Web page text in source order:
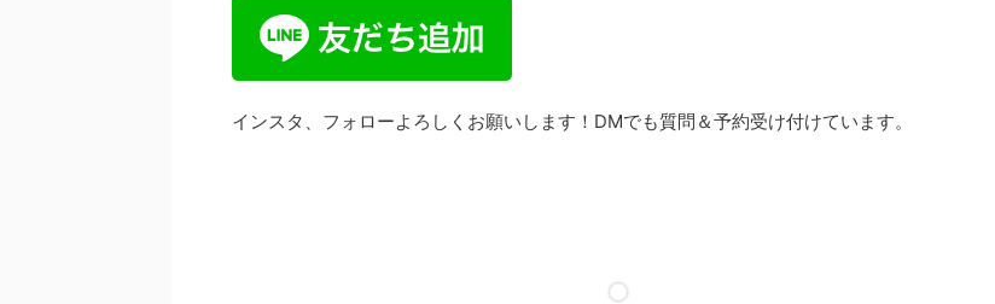
インスタ、フォローよろしくお願いします！DMでも質問＆予約受け付けています。